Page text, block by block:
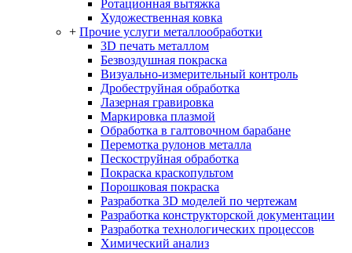
Ротационная вытяжка
Художественная ковка
+ Прочие услуги металлообработки
3D печать металлом
Безвоздушная покраска
Визуально-измерительный контроль
Дробеструйная обработка
Лазерная гравировка
Маркировка плазмой
Обработка в галтовочном барабане
Перемотка рулонов металла
Пескоструйная обработка
Покраска краскопультом
Порошковая покраска
Разработка 3D моделей по чертежам
Разработка конструкторской документации
Разработка технологических процессов
Химический анализ